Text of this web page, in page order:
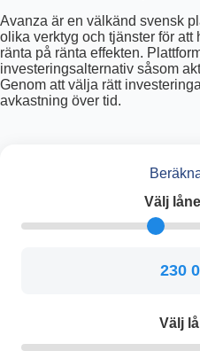
Avanza är en välkänd svensk
olika verktyg och tjänster för
ränta på ränta effekten.
investeringsalternativ såsom
Genom att välja rätt
avkastning över tid.
Välj
230
Välj